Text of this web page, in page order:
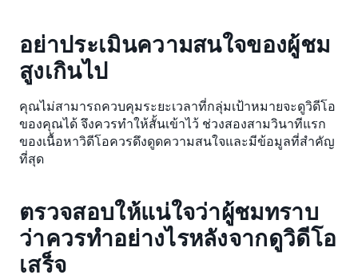
อย่าประเมินความสนใจของผู้ชม
สูงเกินไป
คุณไม่สามารถควบคุมระยะเวลาที่กลุ่มเป้าหมายจะดูวิดีโอ
ของคุณได้ จึงควรทำให้สั้นเข้าไว้ ช่วงสองสามวินาทีแรก
ของเนื้อหาวิดีโอควรดึงดูดความสนใจและมีข้อมูลที่สำคัญ
ที่สุด
ตรวจสอบให้แน่ใจว่าผู้ชมทราบ
ว่าควรทำอย่างไรหลังจากดูวิดีโอ
เสร็จ